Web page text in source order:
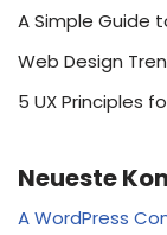
A Simple Guide
Web Design
5 UX Principles
Neueste
A WordPress